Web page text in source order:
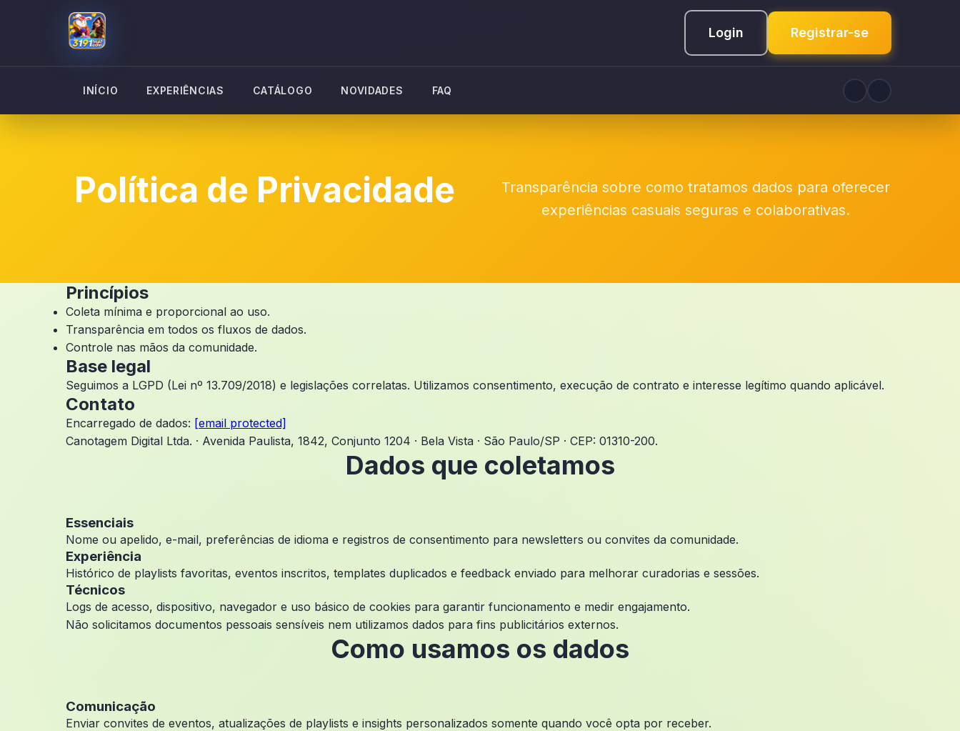
Login Registrar-se
INÍCIO EXPERIÊNCIAS CATÁLOGO NOVIDADES FAQ
Política de Privacidade
Transparência sobre como tratamos dados para oferecer
experiências casuais seguras e colaborativas.
Princípios
Coleta mínima e proporcional ao uso.
Transparência em todos os fluxos de dados.
Controle nas mãos da comunidade.
Base legal
Seguimos a LGPD (Lei nº 13.709/2018) e legislações correlatas. Utilizamos consentimento, execução de contrato e interesse legítimo quando aplicável.
Contato
Encarregado de dados: [email protected]
Canotagem Digital Ltda. · Avenida Paulista, 1842, Conjunto 1204 · Bela Vista · São Paulo/SP · CEP: 01310-200.
Dados que coletamos
Essenciais
Nome ou apelido, e-mail, preferências de idioma e registros de consentimento para newsletters ou convites da comunidade.
Experiência
Histórico de playlists favoritas, eventos inscritos, templates duplicados e feedback enviado para melhorar curadorias e sessões.
Técnicos
Logs de acesso, dispositivo, navegador e uso básico de cookies para garantir funcionamento e medir engajamento.
Não solicitamos documentos pessoais sensíveis nem utilizamos dados para fins publicitários externos.
Como usamos os dados
Comunicação
Enviar convites de eventos, atualizações de playlists e insights personalizados somente quando você opta por receber.